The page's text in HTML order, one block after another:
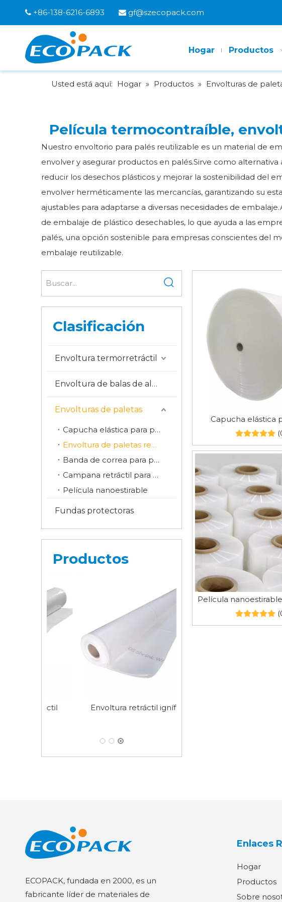
 +86-138-6216-6893  gf@szecopack.com
Hogar Productos
Usted está aquí: Hogar » Productos » Envolturas de
Película termocontraíble,
Nuestro envoltorio para palés reutilizable es un material de
envolver y asegurar productos en palés.Sirve como
reducir los desechos plásticos y mejorar la sostenibilidad del
envolver herméticamente las mercancías, garantizando su
ajustables para adaptarse a diversas necesidades de
de embalaje de plástico desechables, lo que ayuda a las
palés, una opción sostenible para empresas conscientes del
embalaje reutilizable.
Clasificación
Envoltura termorretráctil
Envoltura de balas de algodón
Envolturas de paletas
Capucha elástica para palés
Envoltura de paletas reutilizable
Banda de correa para paletas
Campana retráctil para paletas
Película nanoestirable
Fundas protectoras
Productos
Envoltura retráctil ignífuga
Capucha elástica
Película
ECOPACK, fundada en 2000, es un
fabricante líder de materiales de
Enlaces
Hogar
Productos
Sobre